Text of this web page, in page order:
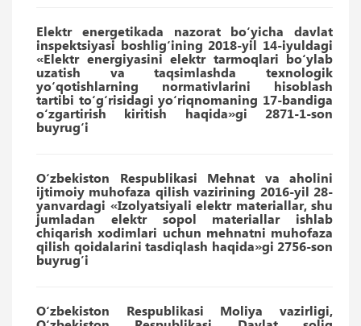
Elektr energetikada nazorat bo‘yicha davlat
inspektsiyasi boshlig‘ining 2018-yil 14-iyuldagi
«Elektr energiyasini elektr tarmoqlari bo‘ylab
uzatish va taqsimlashda texnologik
yo‘qotishlarning normativlarini hisoblash
tartibi to‘g‘risidagi yo‘riqnomaning 17-bandiga
o‘zgartirish kiritish haqida»gi 2871-1-son
buyrug‘i
O‘zbekiston Respublikasi Mehnat va aholini
ijtimoiy muhofaza qilish vazirining 2016-yil 28-
yanvardagi «Izolyatsiyali elektr materiallar, shu
jumladan elektr sopol materiallar ishlab
chiqarish xodimlari uchun mehnatni muhofaza
qilish qoidalarini tasdiqlash haqida»gi 2756-son
buyrug’i
O‘zbekiston Respublikasi Moliya vazirligi,